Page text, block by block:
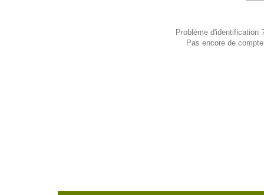
Problème d'identification
Pas encore de